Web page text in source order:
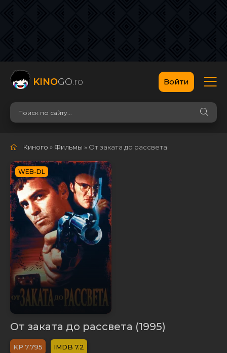
KINOGO.ro Войти
Киного » Фильмы » От заката до рассвета
WEB-DL
От заката до рассвета (1995)
7.795 7.2